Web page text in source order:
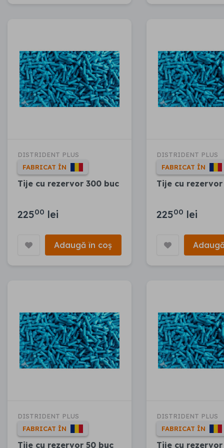
DISTRIDENT PLUS
FABRICAT ÎN
Tije cu rezervor 300 buc
22500 lei
Adaugă în coș
DISTRIDENT PLUS
FABRICAT ÎN
Tije cu
22500 lei
DISTRIDENT PLUS
FABRICAT ÎN
Tije cu rezervor 50 buc
DISTRIDENT PLUS
FABRICAT ÎN
Tije cu rezervor